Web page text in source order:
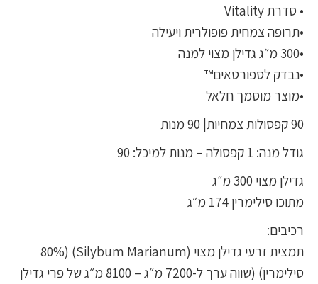
• סדרת Vitality
•תרופה צמחית פופולרית ויעילה
•300 מ״ג גדילן מצוי למנה
•נבדק לספורטאים™
•מוצר מוסמך חלאל
90 קפסולות צמחיות| 90 מנות
גודל מנה: 1 קפסולה – מנות למיכל: 90
גדילן מצוי 300 מ״ג
מתוכו סילימרין 174 מ״ג
רכיבים:
תמצית זרעי גדילן מצוי (Silybum Marianum) (80%
סילימרין) (שווה ערך ל-7200 מ״ג – 8100 מ״ג של פרי גדילן